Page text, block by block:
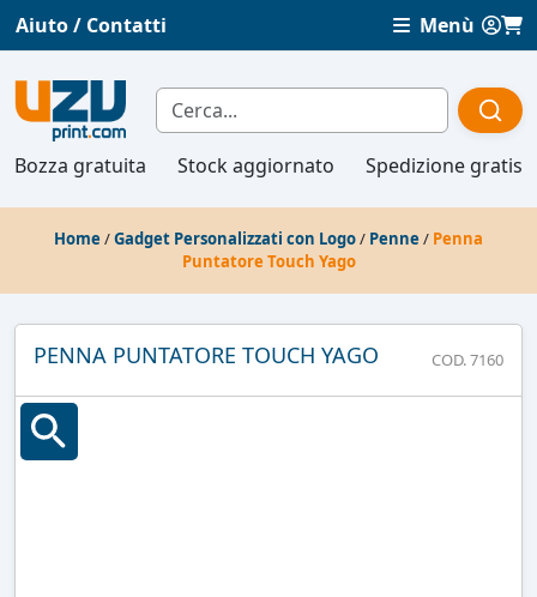
Aiuto / Contatti Menù
Bozza gratuita Stock aggiornato Spedizione gratis
Home /Gadget Personalizzati con Logo/ Penne / Penna
Puntatore Touch Yago
PENNA PUNTATORE TOUCH YAGO COD. 7160